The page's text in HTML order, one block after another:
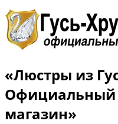
«Люстры из
Официальный
магазин»